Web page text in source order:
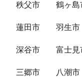
秩父市 鶴ヶ島
蓮田市 羽生市
深谷市 富士見
三郷市 八潮市